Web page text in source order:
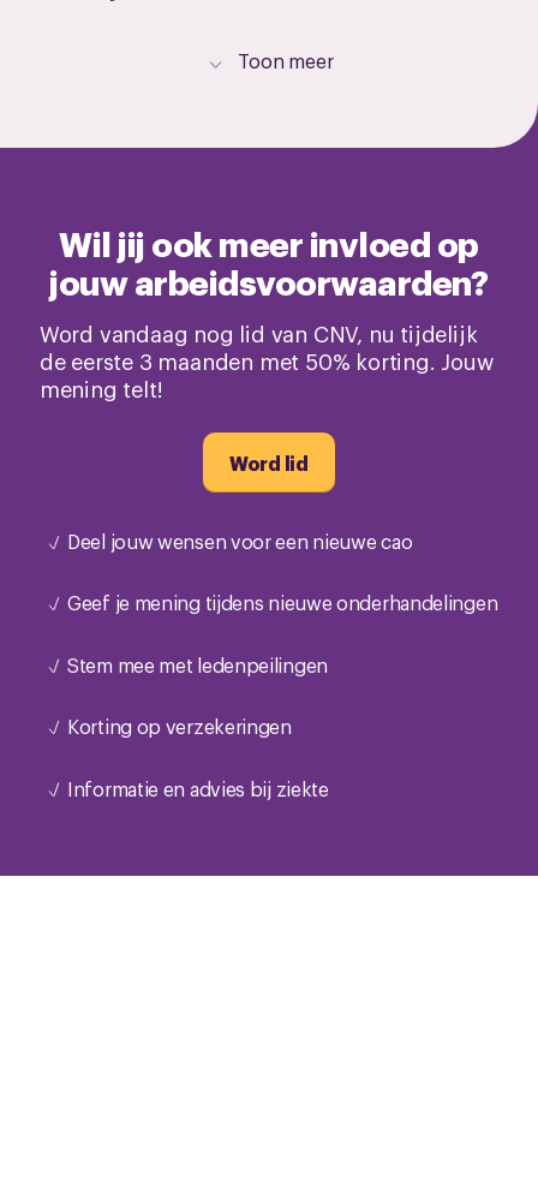
Toon meer
Wil jij ook meer invloed op
jouw arbeidsvoorwaarden?
Word vandaag nog lid van CNV, nu tijdelijk
de eerste 3 maanden met 50% korting. Jouw
mening telt!
Word lid
Deel jouw wensen voor een nieuwe cao
Geef je mening tijdens nieuwe onderhandelingen
Stem mee met ledenpeilingen
Korting op verzekeringen
Informatie en advies bij ziekte